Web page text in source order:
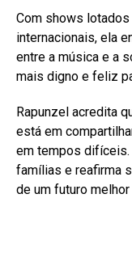
Com shows
internacionais, ela
entre a música e a
mais digno e feliz
Rapunzel acredita
está em
em tempos difíceis.
famílias e reafirma
de um futuro